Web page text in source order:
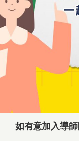
如有意加入導